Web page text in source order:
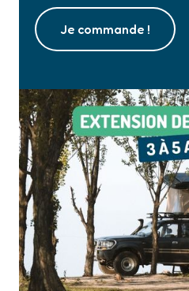
Je commande !